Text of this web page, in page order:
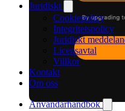
Juridiskt
Cookiepolicy
Integritetspolicy
Juridiskt
Licensavtal
Villkor
Kontakt
Om oss
Användarhandbok